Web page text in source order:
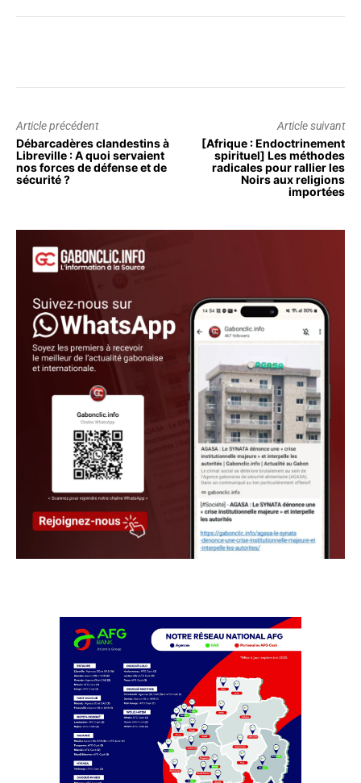
Article précédent
Débarcadères clandestins à
Libreville : A quoi servaient
nos forces de défense et de
sécurité ?
Article suivant
[Afrique : Endoctrinement
spirituel] Les méthodes
radicales pour rallier les
Noirs aux religions
importées